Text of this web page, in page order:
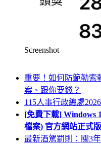
Screenshot
重要！如何防範勒索
案、跟你要錢？
115人事行政總處
[免費下載] Windows
檔案) 官方網站正式
最新酒駕罰則：關3